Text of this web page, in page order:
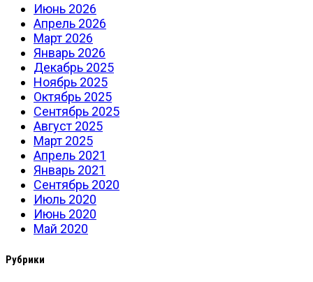
Июнь 2026
Апрель 2026
Март 2026
Январь 2026
Декабрь 2025
Ноябрь 2025
Октябрь 2025
Сентябрь 2025
Август 2025
Март 2025
Апрель 2021
Январь 2021
Сентябрь 2020
Июль 2020
Июнь 2020
Май 2020
Рубрики